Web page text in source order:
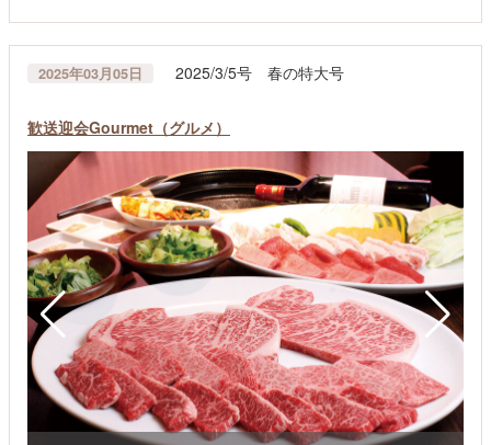
2025年03月05日 2025/3/5号 春の特大号
歓送迎会Gourmet（グルメ）